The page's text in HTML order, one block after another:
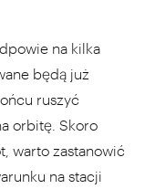
na kilka
będą już
ruszyć
orbitę. Skoro
warto zastanowić
na stacji